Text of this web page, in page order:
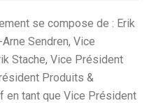
se compose de : Erik
Sendren, Vice
Stache, Vice Président
Produits &
en tant que Vice Président